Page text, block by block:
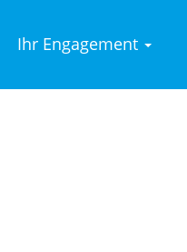
Ihr Engagement